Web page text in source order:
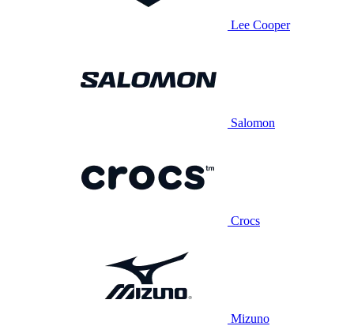
Lee Cooper
Salomon
Crocs
Mizuno